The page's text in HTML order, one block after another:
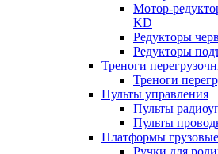
Мотор-
KD
Редукторы
Редукторы
Треноги
Треноги
Пульты управления
Пульты
Пульты
Платформы грузовые
Ручки для